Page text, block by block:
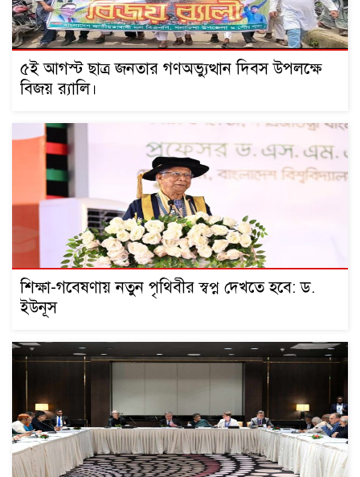
৫ই আগস্ট ছাত্র জনতার গণঅভ্যুত্থান দিবস উপলক্ষে
বিজয় র‍্যালি।
শিক্ষা-গবেষণায় নতুন পৃথিবীর স্বপ্ন দেখতে হবে: ড.
ইউনূস